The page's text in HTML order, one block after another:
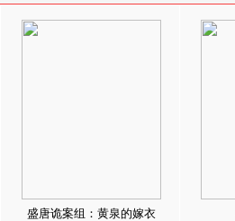
盛唐诡案组：黄泉的嫁衣